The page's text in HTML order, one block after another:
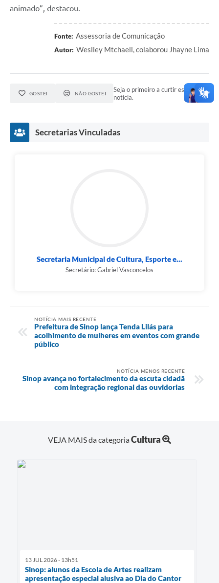
animado”, destacou.
Fonte: Assessoria de Comunicação
Autor: Weslley Mtchaell, colaborou Jhayne Lima
GOSTEI NÃO GOSTEI
Seja o primeiro a curtir esta
notícia.
Secretarias Vinculadas
Secretaria Municipal de Cultura, Esporte e...
Secretário: Gabriel Vasconcelos
NOTÍCIA MAIS RECENTE
Prefeitura de Sinop lança Tenda Lilás para
acolhimento de mulheres em eventos com grande
público
NOTÍCIA MENOS RECENTE
Sinop avança no fortalecimento da escuta cidadã
com integração regional das ouvidorias
VEJA MAIS da categoriaCultura
13 JUL 2026 - 13h51
Sinop: alunos da Escola de Artes realizam
apresentação especial alusiva ao Dia do Cantor